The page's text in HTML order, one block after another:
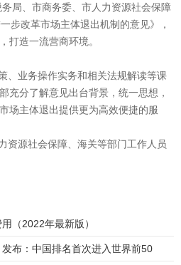
局、市商务委、市人力资源社会保障
步改革市场主体退出机制的意见》，
打造一流营商环境。
、业务操作实务和相关法规解读等课
充分了解意见出台背景，统一思想，
场主体退出提供更为高效便捷的服
资源社会保障、海关等部门工作人员
（2022年最新版）
布：中国排名首次进入世界前50